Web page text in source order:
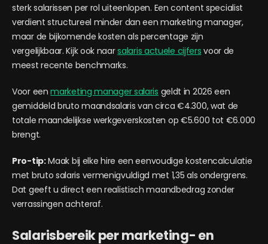
sterk salarissen per rol uiteenlopen. Een content specialist
verdient structureel minder dan een marketing manager,
maar de bijkomende kosten als percentage zijn
vergelijkbaar. Kijk ook naarsalaris actuele cijfers voor de
meest recente benchmarks.
Voor eenmarketing manager salaris geldt in 2026 een
gemiddeld bruto maandsalaris van circa €4.300, wat de
totale maandelijkse werkgeverskosten op €5.600 tot €6.000
brengt.
Pro-tip:Maak bij elke hire een eenvoudige kostencalculatie
met bruto salaris vermenigvuldigd met 1,35 als ondergrens.
Dat geeft u direct een realistisch maandbedrag zonder
verrassingen achteraf.
Salarisbereik per marketing- en